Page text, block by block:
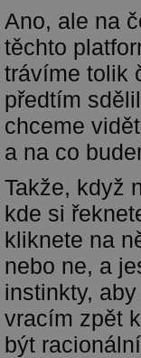
Ano, ale na
těchto
trávíme tolik
předtím
chceme
a na co
Takže, když
kde si
kliknete na
nebo ne, a
instinkty,
vracím zpět
být